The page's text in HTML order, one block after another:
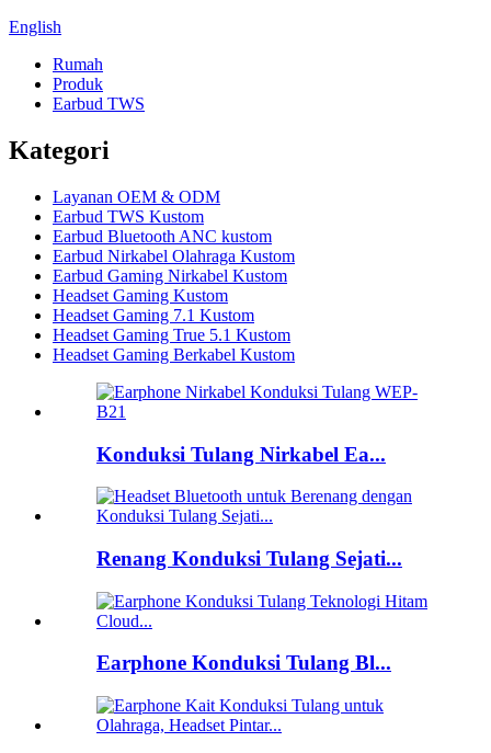
English
Rumah
Produk
Earbud TWS
Kategori
Layanan OEM & ODM
Earbud TWS Kustom
Earbud Bluetooth ANC kustom
Earbud Nirkabel Olahraga Kustom
Earbud Gaming Nirkabel Kustom
Headset Gaming Kustom
Headset Gaming 7.1 Kustom
Headset Gaming True 5.1 Kustom
Headset Gaming Berkabel Kustom
Konduksi Tulang Nirkabel Ea...
Renang Konduksi Tulang Sejati...
Earphone Konduksi Tulang Bl...